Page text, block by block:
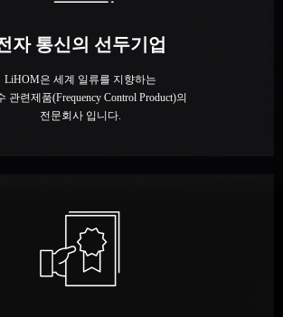
자 통신의 선두기업
LiHOM은 세계 일류를 지향하는
관련제품(Frequency Control Product)의
전문회사 입니다.